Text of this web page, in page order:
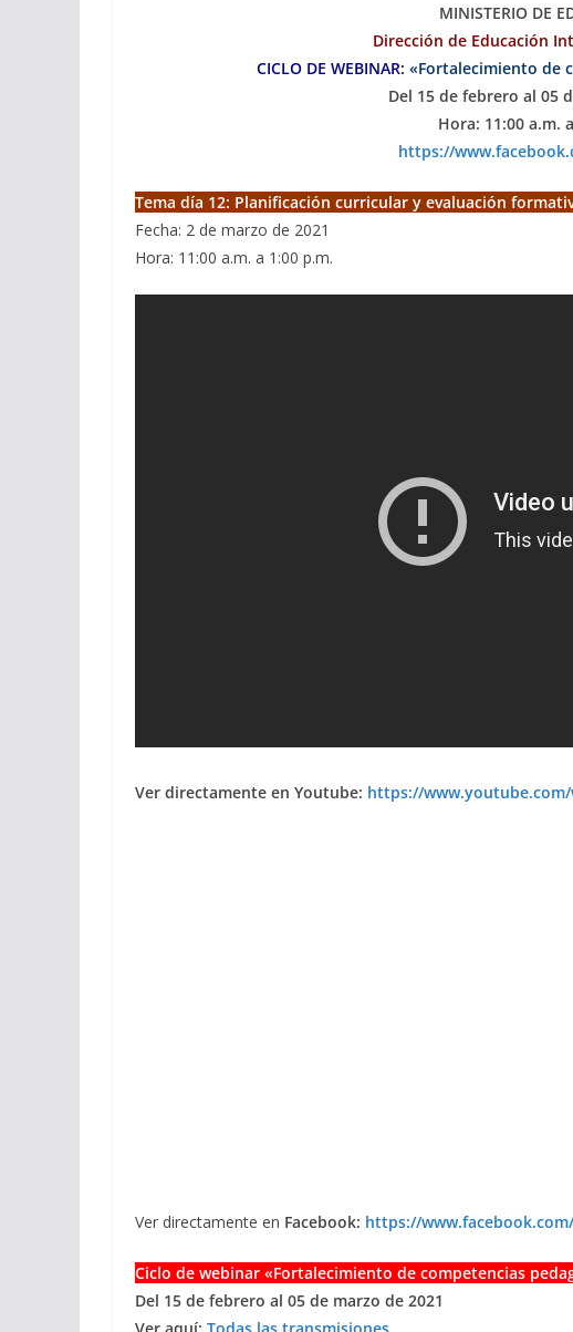
MINISTERIO DE
Dirección de Educación
CICLO DE WEBINAR: «Fortalecimiento de
Del 15 de febrero al 05
Hora: 11:00 a.m.
https://
Tema día 12: Planificación curricular y evaluación
Fecha: 2 de marzo de 2021
Hora: 11:00 a.m. a 1:00 p.m.
Ver directamente en Youtube: https://www.youtube.com/
Ver directamente en Facebook: https://
Ciclo de webinar «Fortalecimiento de competencias
Del 15 de febrero al 05 de marzo de 2021